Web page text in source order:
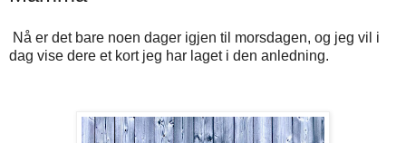
Nå er det bare noen dager igjen til morsdagen, og jeg vil i
dag vise dere et kort jeg har laget i den anledning.